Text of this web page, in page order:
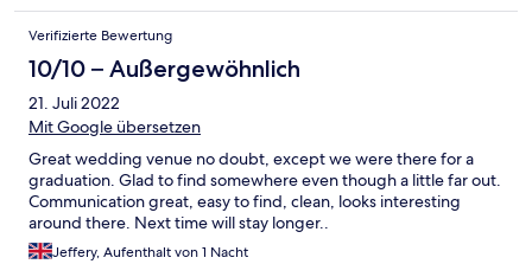
Verifizierte Bewertung
10/10 – Außergewöhnlich
21. Juli 2022
Mit Google übersetzen
Great wedding venue no doubt, except we were there for a
graduation. Glad to find somewhere even though a little far out.
Communication great, easy to find, clean, looks interesting
around there. Next time will stay longer..
Jeffery, Aufenthalt von 1 Nacht